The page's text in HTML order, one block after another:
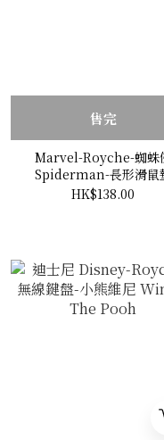
售完
Marvel-Royche-蜘蛛
Spiderman-長形滑鼠
HK$138.00